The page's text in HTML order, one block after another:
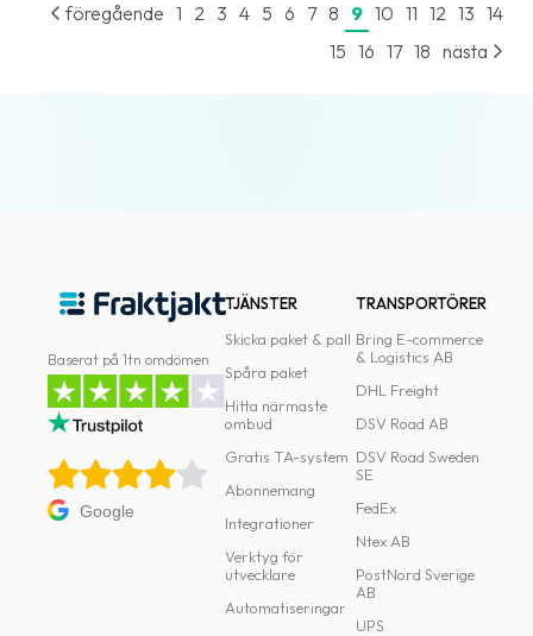
innehåll
föregående 1 2 3 4 5 6 7 8 9 10 11 12 13 14
15 16 17 18 nästa
Baserat på 1tn omdömen
Google
TJÄNSTER
Skicka paket & pall
Spåra paket
Hitta närmaste
ombud
Gratis TA-system
Abonnemang
Integrationer
Verktyg för
utvecklare
Automatiseringar
TRANSPORTÖRER
Bring E-commerce
& Logistics AB
DHL Freight
DSV Road AB
DSV Road Sweden
SE
FedEx
Ntex AB
PostNord Sverige
AB
UPS